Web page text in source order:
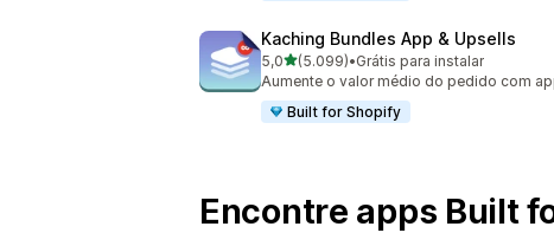
Kaching Bundles App & Upsells
5,0de 5 estrelas
(5.099)
5099 avaliações ao todo
•Grátis para instalar
Aumente o valor médio do pedido com
Built for Shopify
Encontre apps Built